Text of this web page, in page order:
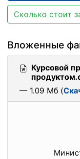
Сколько стоит
Вложенные
Курсовой
— 1.09 Мб (